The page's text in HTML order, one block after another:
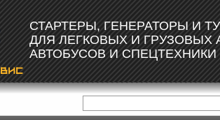
СТАРТЕРЫ, ГЕНЕРАТОРЫ И
ДЛЯ ЛЕГКОВЫХ И ГРУЗОВЫХ
АВТОБУСОВ И СПЕЦТЕХНИКИ